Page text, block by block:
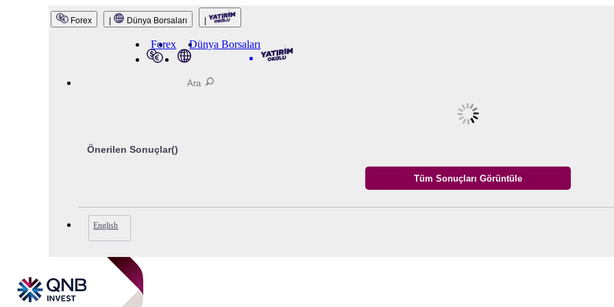
QNB Invest
Forex Dünya Borsaları
Forex Dünya Borsaları
Önerilen Sonuçlar()
English